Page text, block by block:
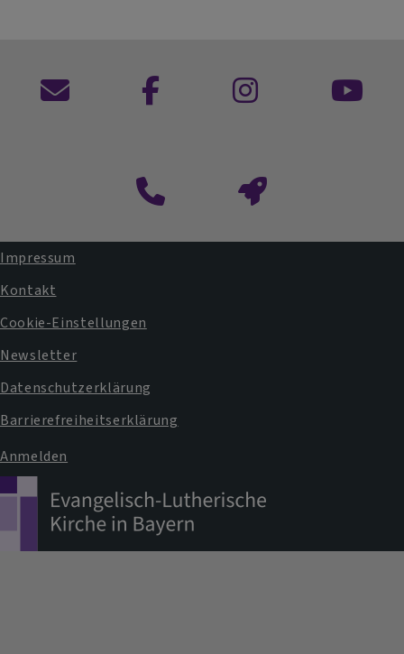
Kontaktformular
Fußbereichsmenü
Impressum
Kontakt
Cookie-Einstellungen
Newsletter
Datenschutzerklärung
Barrierefreiheitserklärung
Benutzermenü
Anmelden